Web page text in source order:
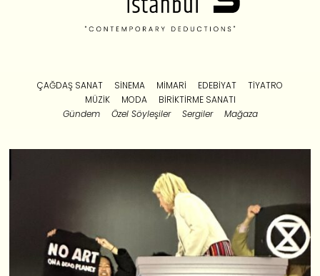
ÇAĞDAŞ SANAT SINEMA MIMARI EDEBIYAT
TIYATRO
MÜZIK
MODA
BIRIKTIRME SANATI
Gündem
Özel Söyleşiler Sergiler Mağaza